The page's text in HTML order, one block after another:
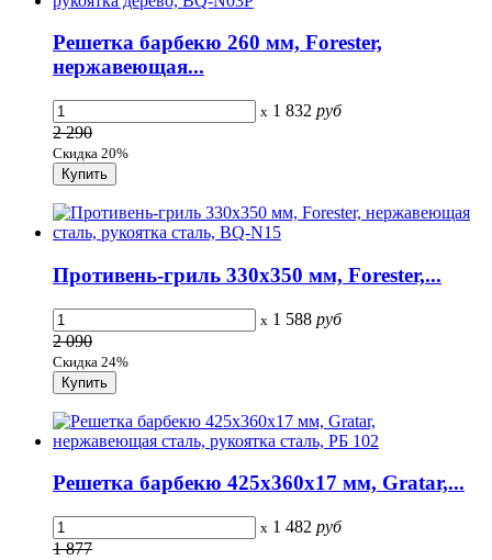
Решетка барбекю 260 мм, Forester,
нержавеющая...
x 1 832 руб
2 290
Скидка 20%
Противень-гриль 330х350 мм, Forester,...
x 1 588 руб
2 090
Скидка 24%
Решетка барбекю 425х360х17 мм, Gratar,...
x 1 482 руб
1 877